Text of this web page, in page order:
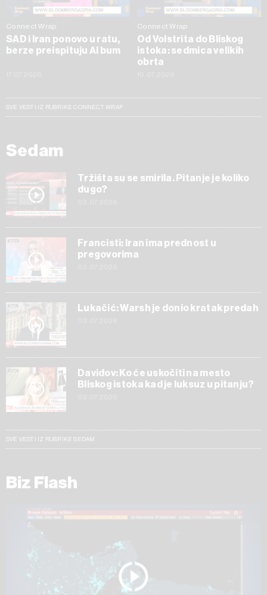
Connect Wrap
SAD i Iran ponovo u ratu,
berze preispituju AI bum
Connect Wrap
Od Volstrita do Bliskog
istoka: sedmica velikih
obrta
SVE VESTI IZ RUBRIKE CONNECT WRAP
Sedam
Tržišta su se smirila. Pitanje je koliko
dugo?
Francisti: Iran ima prednost u
pregovorima
Lukačić: Warsh je donio kratak predah
Davidov: Ko će uskočiti na mesto
Bliskog istoka kad je luksuz u pitanju?
SVE VESTI IZ RUBRIKE SEDAM
Biz Flash